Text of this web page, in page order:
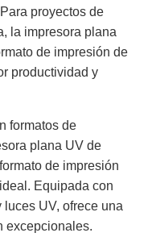
proyectos de
la impresora plana
de impresión de
productividad y
formatos de
plana UV de
de impresión
Equipada con
UV, ofrece una
excepcionales.